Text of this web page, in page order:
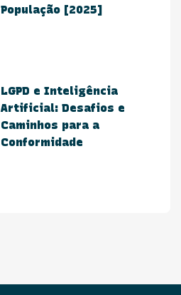
População [2025]
​LGPD e Inteligência
Artificial: Desafios e
Caminhos para a
Conformidade​